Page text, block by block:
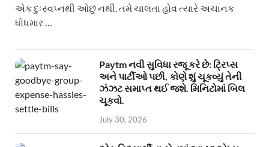
એક દુઃસ્વપ્નથી ઓછું નથી. તમે ચાલતા હોવ ત્યારે અચાનક
ધોધમાર …
Paytm નવી સુવિધા રજૂ કરે છે: ટ્રિપ્સ
અને પાર્ટીઓ પછી, કોણે શું ચૂકવ્યું તેની
ઝંઝટ સમાપ્ત થઈ જશે. મિનિટોમાં બિલ
ચૂકવો.
July 30, 2026